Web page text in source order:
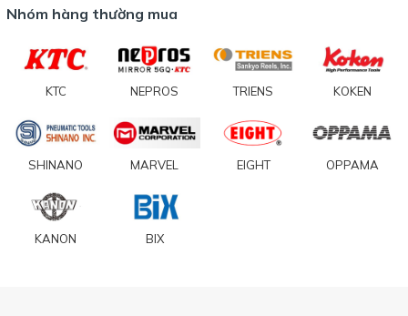
Nhóm hàng thường mua
KTC NEPROS TRIENS KOKEN
SHINANO MARVEL EIGHT OPPAMA
KANON BIX